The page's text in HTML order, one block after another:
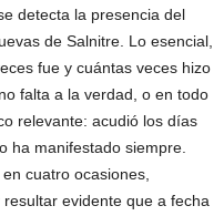
detecta la presencia del
de Salnitre. Lo esencial,
fue y cuántas veces hizo
falta a la verdad, o en todo
relevante: acudió los días
ha manifestado siempre.
cuatro ocasiones,
evidente que a fecha